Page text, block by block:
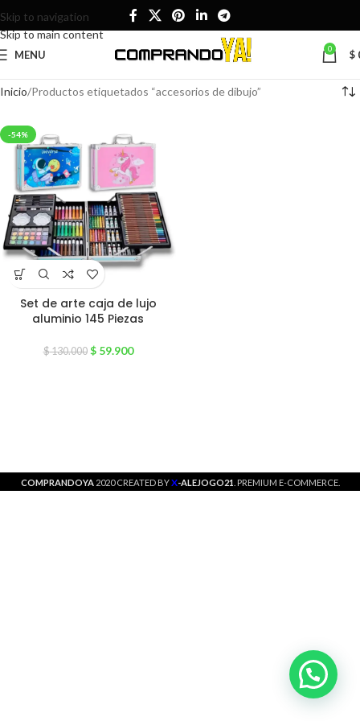
Skip to navigation
Skip to main content
MENU 0 $
Inicio Productos etiquetados “accesorios de dibujo”
-54%
Set de arte caja de lujo
aluminio 145 Piezas
$130.000 $59.900
COMPRANDOYA 2020 CREATED BYX-ALEJOGO21 . PREMIUM E-COMMERCE.